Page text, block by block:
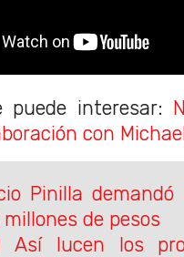
puede interesar:
con
Pinilla
de pesos
Así lucen los